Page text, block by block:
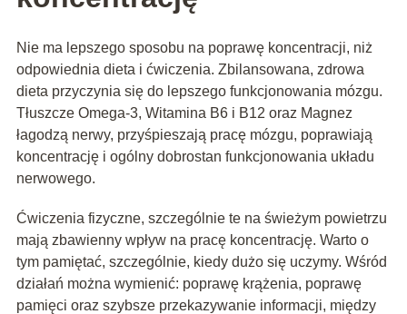
Nie ma lepszego sposobu na poprawę koncentracji, niż
odpowiednia dieta i ćwiczenia. Zbilansowana, zdrowa
dieta przyczynia się do lepszego funkcjonowania mózgu.
Tłuszcze Omega-3, Witamina B6 i B12 oraz Magnez
łagodzą nerwy, przyśpieszają pracę mózgu, poprawiają
koncentrację i ogólny dobrostan funkcjonowania układu
nerwowego.
Ćwiczenia fizyczne, szczególnie te na świeżym powietrzu
mają zbawienny wpływ na pracę koncentrację. Warto o
tym pamiętać, szczególnie, kiedy dużo się uczymy. Wśród
działań można wymienić: poprawę krążenia, poprawę
pamięci oraz szybsze przekazywanie informacji, między